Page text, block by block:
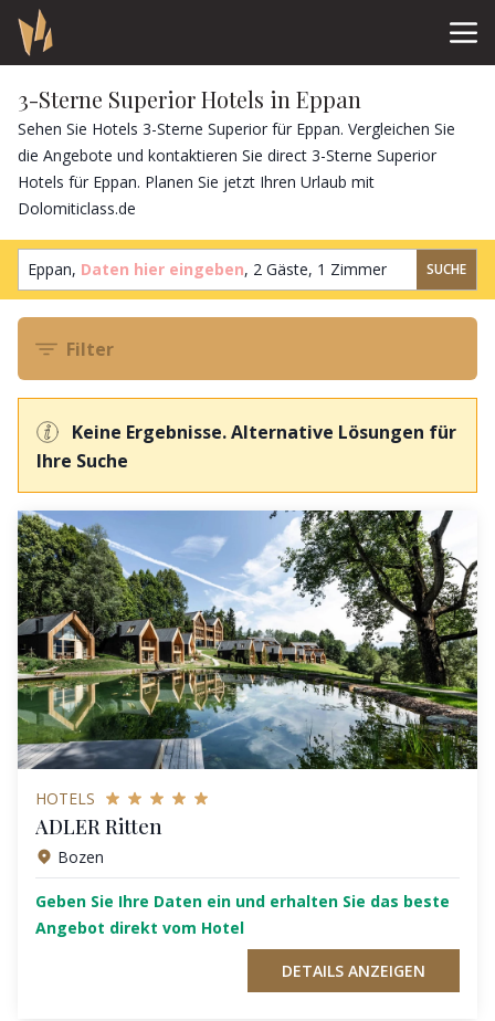
3-Sterne Superior Hotels in Eppan
Sehen Sie Hotels 3-Sterne Superior für Eppan. Vergleichen Sie
die Angebote und kontaktieren Sie direct 3-Sterne Superior
Hotels für Eppan. Planen Sie jetzt Ihren Urlaub mit
Dolomiticlass.de
Eppan, Daten hier eingeben, 2 Gäste, 1 Zimmer SUCHE
Filter
Keine Ergebnisse. Alternative Lösungen für
Ihre Suche
HOTELS
ADLER Ritten
Bozen
Geben Sie Ihre Daten ein und erhalten Sie das beste
Angebot direkt vom Hotel
DETAILS ANZEIGEN